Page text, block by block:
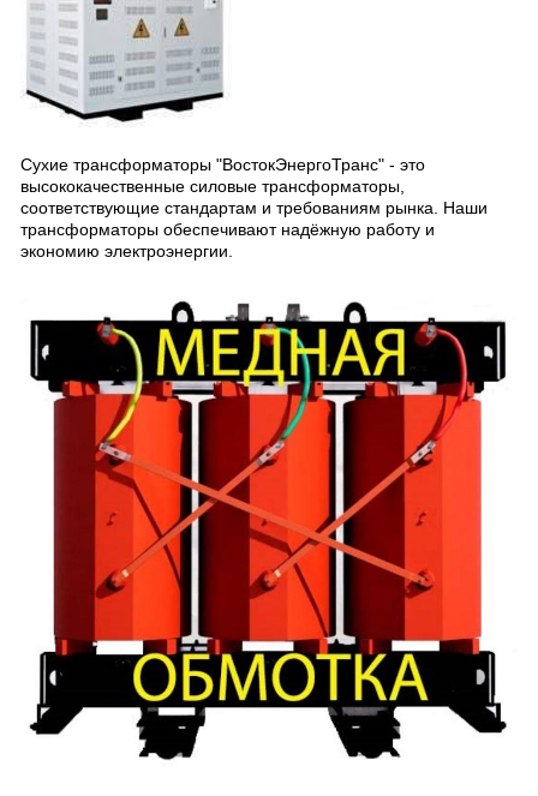
Сухие трансформаторы "ВостокЭнергоТранс" - это
высококачественные силовые трансформаторы,
соответствующие стандартам и требованиям рынка. Наши
трансформаторы обеспечивают надёжную работу и
экономию электроэнергии.